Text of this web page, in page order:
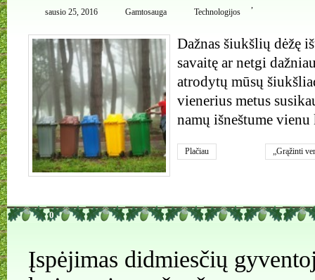
sausio 25, 2016 Gamtosauga
,
Technologijos
Dažnas šiukšlių dėžę
savaitę ar netgi
atrodytų mūsų
vienerius metus
namų išneštume vienu
Plačiau
„Grąžinti
0
Įspėjimas didmiesčių